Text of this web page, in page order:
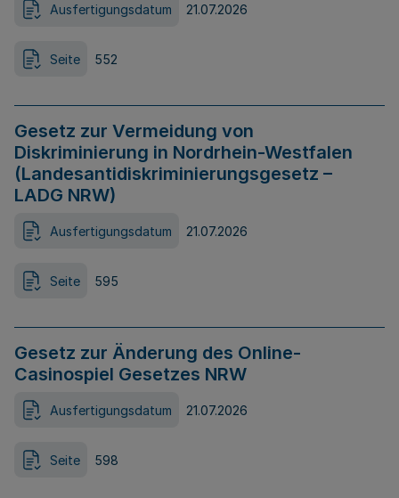
Ausfertigungsdatum 21.07.2026
Seite 552
Gesetz zur Vermeidung von
Diskriminierung in Nordrhein-Westfalen
(Landesantidiskriminierungsgesetz –
LADG NRW)
Ausfertigungsdatum 21.07.2026
Seite 595
Gesetz zur Änderung des Online-
Casinospiel Gesetzes NRW
Ausfertigungsdatum 21.07.2026
Seite 598